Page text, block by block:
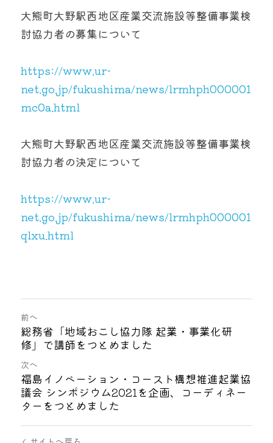
大熊町大野駅西地区産業交流施設等整備事業検
討協力者の募集について
https://www.ur-
net.go.jp/fukushima/news/lrmhph000001
mc0a.html
大熊町大野駅西地区産業交流施設等整備事業検
討協力者の決定について
https://www.ur-
net.go.jp/fukushima/news/lrmhph000001
qlxu.html
前へ
総務省「地域おこし協力隊 起業・事業化研
修」で講師をつとめました
次へ
福島イノベーション・コースト構想推進起業協
議会 シンポジウム2021を企画、コーディネー
ターをつとめました